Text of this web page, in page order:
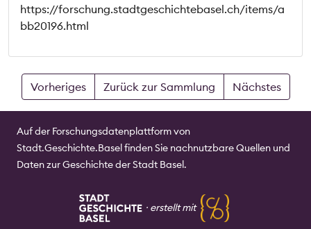
https://forschung.stadtgeschichtebasel.ch/items/a
bb20196.html
Vorheriges Zurück zur Sammlung Nächstes
Auf der Forschungsdatenplattform von
Stadt.Geschichte.Basel finden Sie nachnutzbare Quellen und
Daten zur Geschichte der Stadt Basel.
⸱ erstellt mit